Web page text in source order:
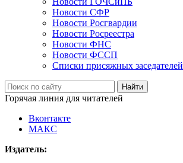
Новости СФР
Новости Росгвардии
Новости Росреестра
Новости ФНС
Новости ФССП
Списки присяжных заседателей
Горячая линия для читателей
Вконтакте
МАКС
Издатель: